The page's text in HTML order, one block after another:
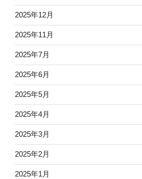
2025年12月
2025年11月
2025年7月
2025年6月
2025年5月
2025年4月
2025年3月
2025年2月
2025年1月